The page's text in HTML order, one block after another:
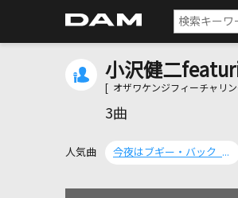
小沢健二
[ オザワケンジフィーチャリ
3曲
人気曲 今夜はブギー・バック BOOGIE BACK